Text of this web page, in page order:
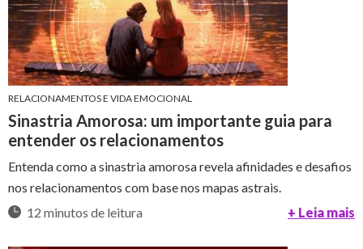
RELACIONAMENTOS E VIDA EMOCIONAL
Sinastria Amorosa: um importante guia para
entender os relacionamentos
Entenda como a sinastria amorosa revela afinidades e desafios
nos relacionamentos com base nos mapas astrais.
12 minutos de leitura
+ Leia mais